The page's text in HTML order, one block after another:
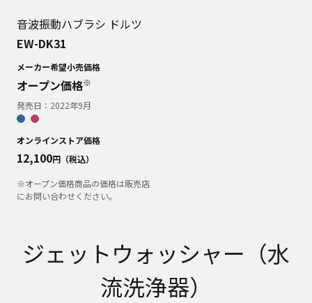
音波振動ハブラシ ドルツ
EW-DK31
メーカー希望小売価格
オープン価格※
発売日： 2022年9月
オンラインストア価格
12,100円（税込）
※オープン価格商品の価格は販売店
にお問い合わせください。
ジェットウォッシャー（水
流洗浄器）